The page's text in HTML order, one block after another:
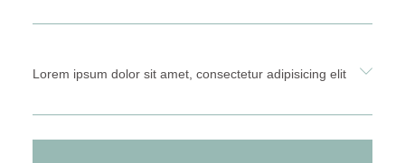
Lorem ipsum dolor sit amet, consectetur adipisicing elit